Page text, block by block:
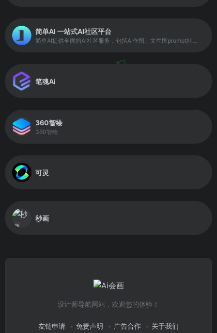
简单AI 一站式AI社区平台
简单AI提供全面的AI社区服务，包括AI作图、文生图prompt社区、AI文案、AI头像、AI素材、AI设计等。以“快人一步，轻松玩转AI” 为理念，致力于让每一个用户都能便捷地使用和理解人工智能。
笔魂Ai
360智绘
360智绘
可灵
秒画
设计师导航网站，欢迎您的体验！
友链申请 免责声明 广告合作 关于我们